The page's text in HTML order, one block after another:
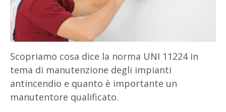
Scopriamo cosa dice la norma UNI 11224 in
tema di manutenzione degli impianti
antincendio e quanto è importante un
manutentore qualificato.